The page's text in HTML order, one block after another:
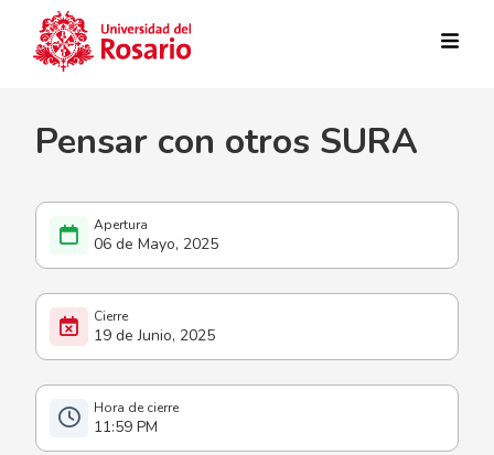
06 de Mayo, 2025
19 de Junio, 2025
11:59 PM
Pensar con otros SURA